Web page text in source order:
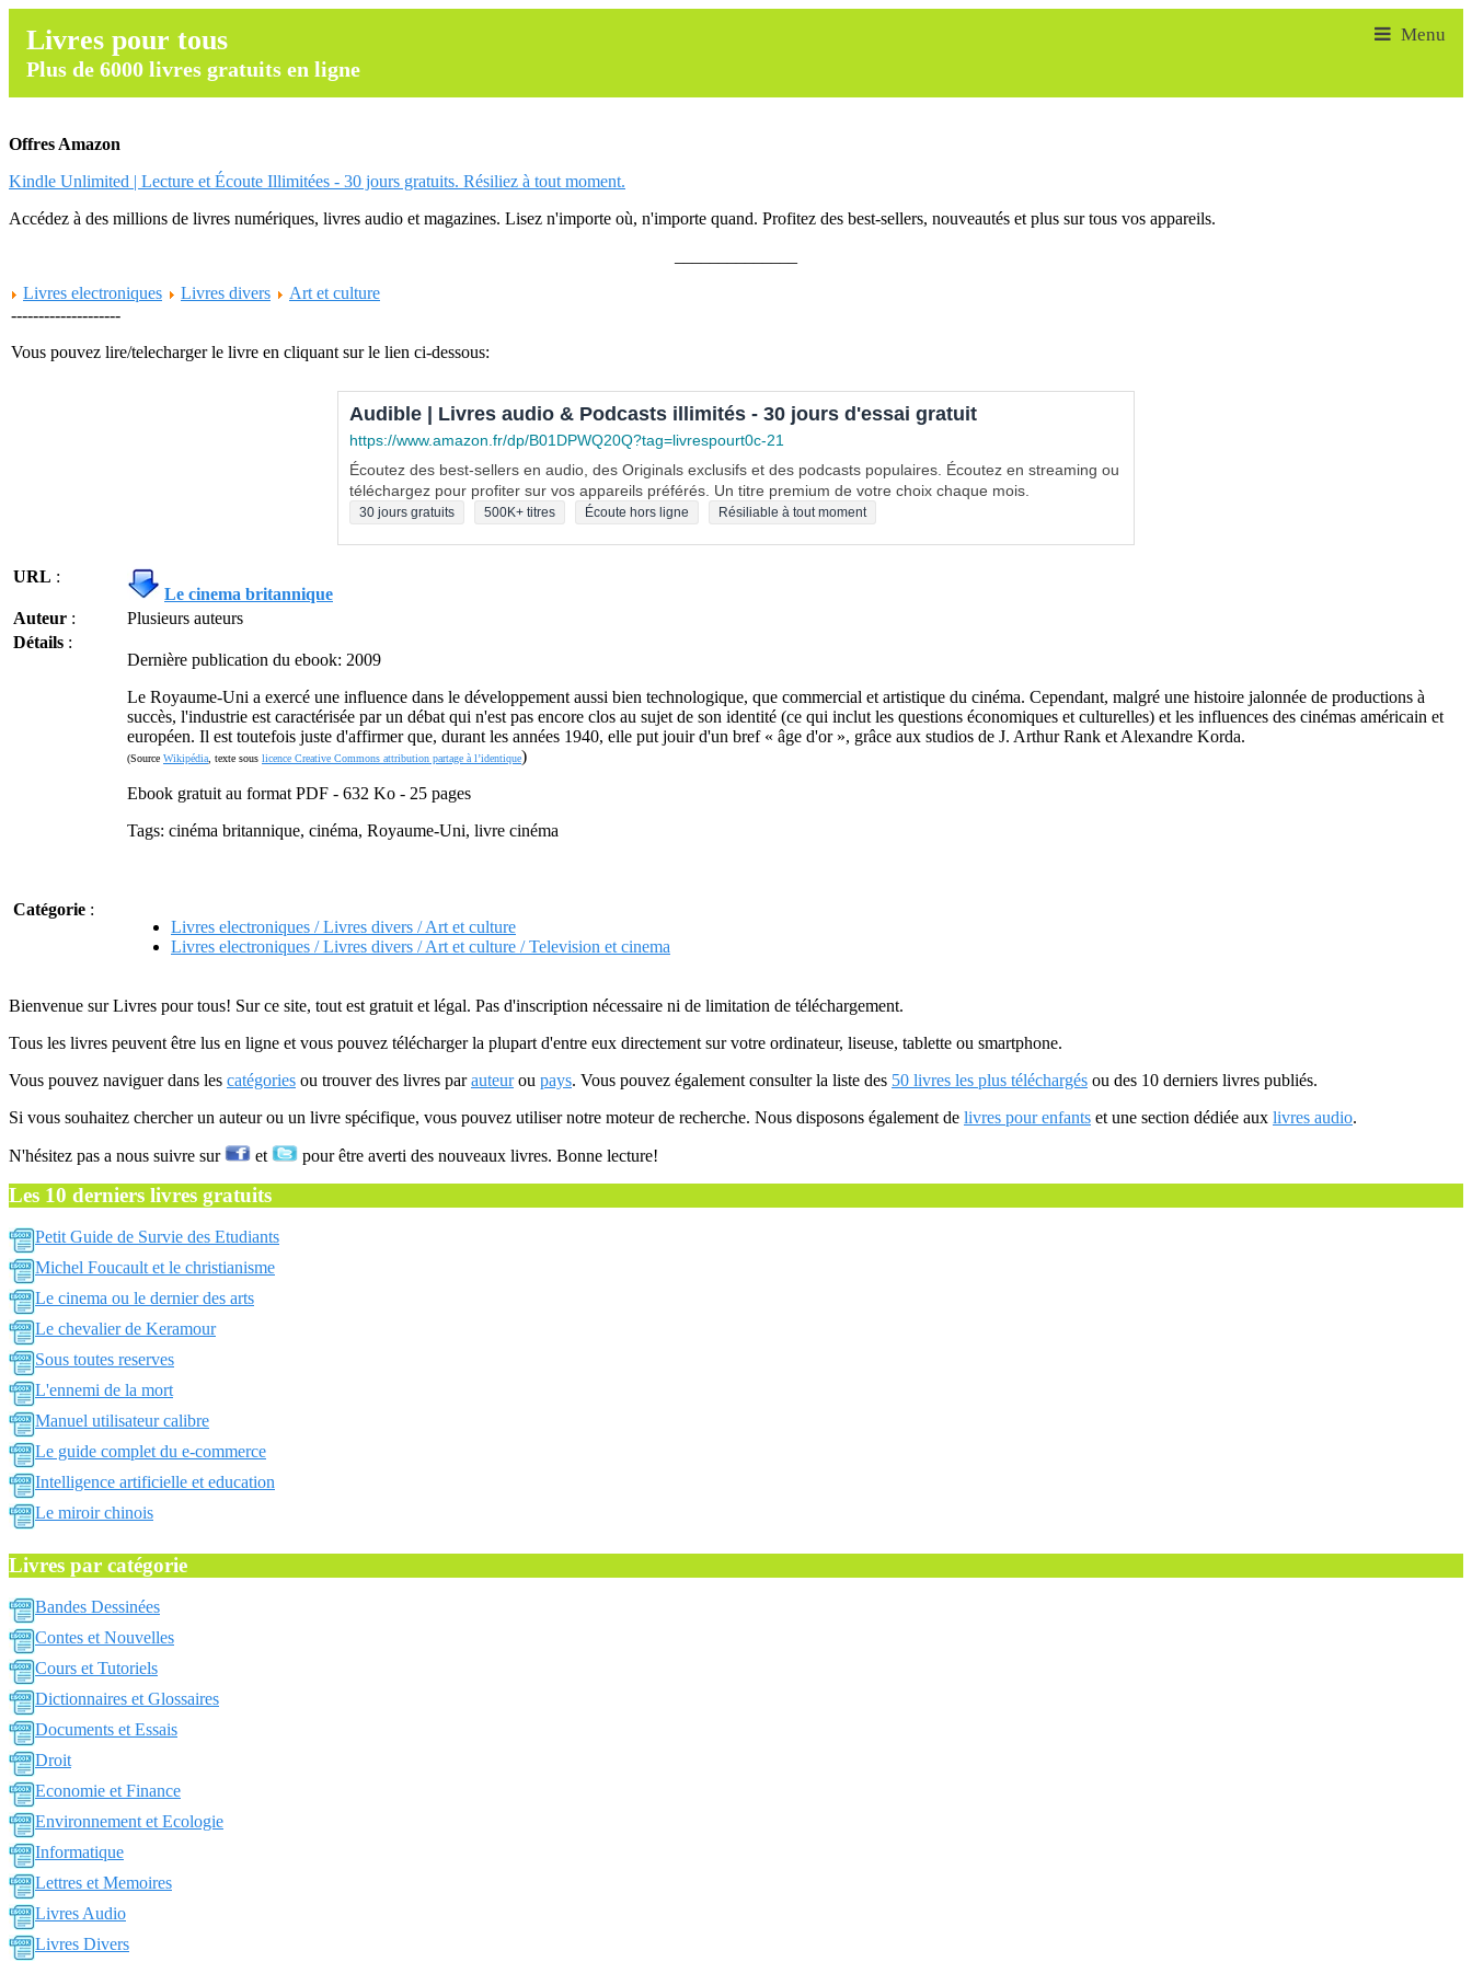
Livres pour tous
Plus de 6000 livres gratuits en ligne
Offres Amazon
Kindle Unlimited | Lecture et Écoute Illimitées - 30 jours gratuits. Résiliez à tout moment.
Accédez à des millions de livres numériques, livres audio et magazines. Lisez n'importe où, n'importe quand. Profitez des best-sellers, nouveautés et plus sur tous vos appareils.
Livres electroniques
Livres divers
Art et culture
--------------------
Vous pouvez lire/telecharger le livre en cliquant sur le lien ci-dessous:
Audible | Livres audio & Podcasts illimités - 30 jours d'essai gratuit
https://www.amazon.fr/dp/B01DPWQ20Q?tag=livrespourt0c-21
Écoutez des best-sellers en audio, des Originals exclusifs et des podcasts populaires. Écoutez en streaming ou
téléchargez pour profiter sur vos appareils préférés. Un titre premium de votre choix chaque mois.
30 jours gratuits 500K+ titres Écoute hors ligne Résiliable à tout moment
URL :
Le cinema britannique
Auteur :
Plusieurs auteurs
Détails :
Dernière publication du ebook: 2009
Le Royaume-Uni a exercé une influence dans le développement aussi bien technologique, que commercial et artistique du cinéma. Cependant, malgré une histoire jalonnée de productions à
succès, l'industrie est caractérisée par un débat qui n'est pas encore clos au sujet de son identité (ce qui inclut les questions économiques et culturelles) et les influences des cinémas américain et
européen. Il est toutefois juste d'affirmer que, durant les années 1940, elle put jouir d'un bref « âge d'or », grâce aux studios de J. Arthur Rank et Alexandre Korda.
(Source Wikipédia , texte sous licence Creative Commons attribution partage à l’identique)
Ebook gratuit au format PDF - 632 Ko - 25 pages
Tags: cinéma britannique, cinéma, Royaume-Uni, livre cinéma
Catégorie :
Livres electroniques / Livres divers / Art et culture
Livres electroniques / Livres divers / Art et culture / Television et cinema
Bienvenue sur Livres pour tous! Sur ce site, tout est gratuit et légal. Pas d'inscription nécessaire ni de limitation de téléchargement.
Tous les livres peuvent être lus en ligne et vous pouvez télécharger la plupart d'entre eux directement sur votre ordinateur, liseuse, tablette ou smartphone.
Vous pouvez naviguer dans les catégories ou trouver des livres parauteurou pays. Vous pouvez également consulter la liste des 50 livres les plus téléchargés ou des 10 derniers livres publiés.
Si vous souhaitez chercher un auteur ou un livre spécifique, vous pouvez utiliser notre moteur de recherche. Nous disposons également de livres pour enfants et une section dédiée aux livres audio.
N'hésitez pas a nous suivre sur et pour être averti des nouveaux livres. Bonne lecture!
Les 10 derniers livres gratuits
Petit Guide de Survie des Etudiants
Michel Foucault et le christianisme
Le cinema ou le dernier des arts
Le chevalier de Keramour
Sous toutes reserves
L'ennemi de la mort
Manuel utilisateur calibre
Le guide complet du e-commerce
Intelligence artificielle et education
Le miroir chinois
Livres par catégorie
Bandes Dessinées
Contes et Nouvelles
Cours et Tutoriels
Dictionnaires et Glossaires
Documents et Essais
Droit
Economie et Finance
Environnement et Ecologie
Informatique
Lettres et Memoires
Livres Audio
Livres Divers